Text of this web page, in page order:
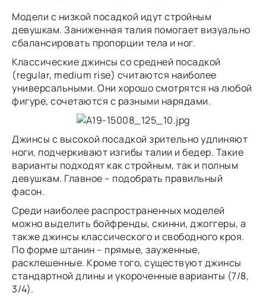
Модели с низкой посадкой идут стройным
девушкам. Заниженная талия помогает визуально
сбалансировать пропорции тела и ног.
Классические джинсы со средней посадкой
(regular, medium rise) считаются наиболее
универсальными. Они хорошо смотрятся на любой
фигуре, сочетаются с разными нарядами.
Джинсы с высокой посадкой зрительно удлиняют
ноги, подчеркивают изгибы талии и бедер. Такие
варианты подходят как стройным, так и полным
девушкам. Главное – подобрать правильный
фасон.
Среди наиболее распространенных моделей
можно выделить бойфренды, скинни, джоггеры, а
также джинсы классического и свободного кроя.
По форме штанин – прямые, зауженные,
расклешенные. Кроме того, существуют джинсы
стандартной длины и укороченные варианты (7/8,
3/4).